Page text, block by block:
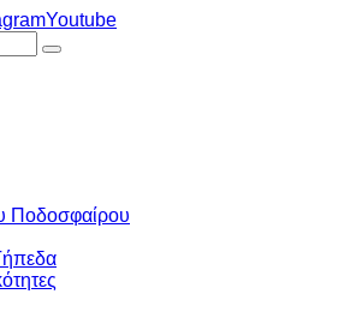
Youtube
Ποδοσφαίρου